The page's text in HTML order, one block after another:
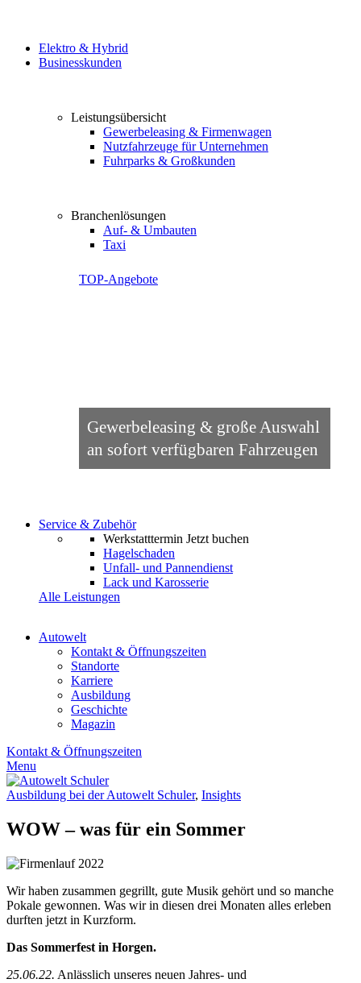
Elektro & Hybrid
Businesskunden
Leistungsübersicht
Gewerbeleasing & Firmenwagen
Nutzfahrzeuge für Unternehmen
Fuhrparks & Großkunden
Branchenlösungen
Auf- & Umbauten
Taxi
TOP-Angebote
Gewerbeleasing & große Auswahl
an sofort verfügbaren Fahrzeugen
Service & Zubehör
Werkstatttermin Jetzt buchen
Hagelschaden
Unfall- und Pannendienst
Lack und Karosserie
Alle Leistungen
Autowelt
Kontakt & Öffnungszeiten
Standorte
Karriere
Ausbildung
Geschichte
Magazin
Kontakt & Öffnungszeiten
Menu
Ausbildung bei der Autowelt Schuler, Insights
WOW – was für ein Sommer
Wir haben zusammen gegrillt, gute Musik gehört und so manche
Pokale gewonnen. Was wir in diesen drei Monaten alles erleben
durften jetzt in Kurzform.
Das Sommerfest in Horgen.
25.06.22. Anlässlich unseres neuen Jahres- und